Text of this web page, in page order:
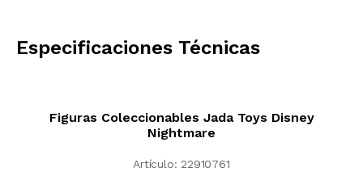
Especificaciones Técnicas
Figuras Coleccionables Jada Toys Disney
Nightmare
Artículo: 22910761